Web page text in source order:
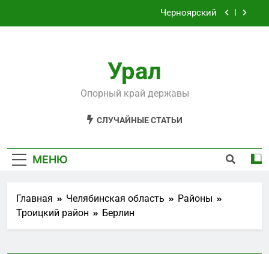
Черноярский
Староуткинск
Черноярский
Урал
Опорный край державы
СЛУЧАЙНЫЕ СТАТЬИ
МЕНЮ
Главная Челябинская область
Районы
Троицкий район
Берлин